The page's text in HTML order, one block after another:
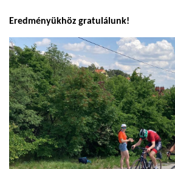
Eredményükhöz gratulálunk!